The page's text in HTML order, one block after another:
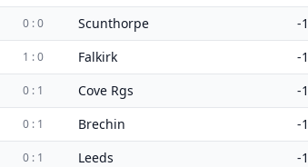
0 : 0 Scunthorpe -
1 : 0 Falkirk -
0 : 1 Cove Rgs -
0 : 1 Brechin -
0 : 1 Leeds -